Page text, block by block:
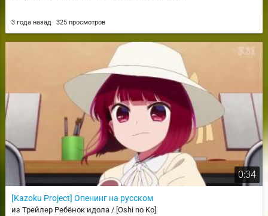
3 года назад 325 просмотров
0:34
[Kazoku Project] Опенинг на русском
из Трейлер Ребёнок идола / [Oshi no Ko]